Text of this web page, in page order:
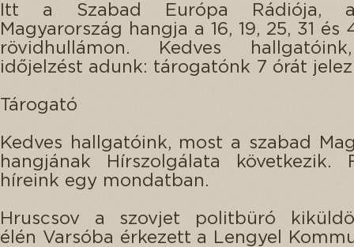
Itt a Szabad Európa Rádiója,
Magyarország hangja a 16, 19, 25, 31 és
rövidhullámon. Kedves
időjelzést adunk: tárogatónk 7 órát
Tárogató
Kedves hallgatóink, most a szabad
hangjának Hírszolgálata következik.
híreink egy mondatban.
Hruscsov a szovjet politbüró
élén Varsóba érkezett a Lengyel